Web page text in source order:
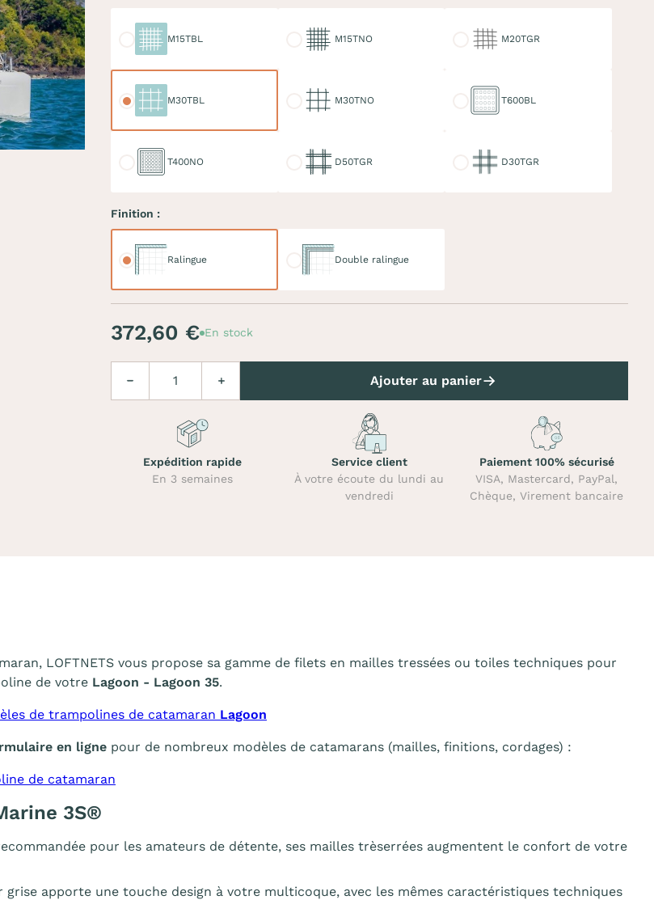
M15TBL M15TNO M20TGR
M30TBL M30TNO T600BL
T400NO D50TGR D30TGR
Finition :
Ralingue Double ralingue
372,60 € En stock
Ajouter au panier
Expédition rapide
En 3 semaines
Service client
À votre écoute du lundi au
vendredi
Paiement 100% sécurisé
VISA, Mastercard, PayPal,
Chèque, Virement bancaire
LOFTNETS vous propose sa gamme de filets en mailles tressées ou toiles techniques pour
de votre Lagoon - Lagoon 35.
de trampolines de catamaran Lagoon
en ligne pour de nombreux modèles de catamarans (mailles, finitions, cordages) :
de catamaran
3S®
pour les amateurs de détente, ses mailles trèserrées augmentent le confort de votre
grise apporte une touche design à votre multicoque, avec les mêmes caractéristiques techniques